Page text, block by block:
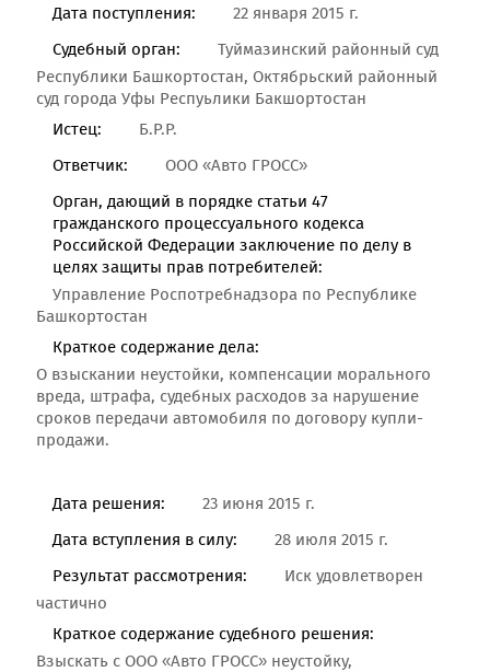
Дата поступления:
22 января 2015 г.
Судебный орган:
Туймазинский районный суд
Республики Башкортостан, Октябрьский районный
суд города Уфы Респуьлики Бакшортостан
Истец:
Б.Р.Р.
Ответчик:
ООО «Авто ГРОСС»
Орган, дающий в порядке статьи 47
гражданского процессуального кодекса
Российской Федерации заключение по делу в
целях защиты прав потребителей:
Управление Роспотребнадзора по Республике
Башкортостан
Краткое содержание дела:
О взыскании неустойки, компенсации морального
вреда, штрафа, судебных расходов за нарушение
сроков передачи автомобиля по договору купли-
продажи.
Дата решения:
23 июня 2015 г.
Дата вступления в силу:
28 июля 2015 г.
Результат рассмотрения:
Иск удовлетворен
частично
Краткое содержание судебного решения:
Взыскать с ООО «Авто ГРОСС» неустойку,